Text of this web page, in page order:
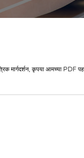
मार्गदर्शन, कृपया आमच्या PDF